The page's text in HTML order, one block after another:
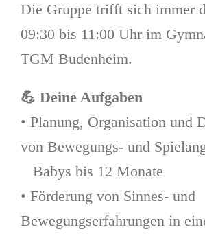
Die Gruppe trifft sich immer
09:30 bis 11:00 Uhr im
TGM Budenheim.
💪 Deine Aufgaben
• Planung, Organisation und
von Bewegungs- und
Babys bis 12 Monate
• Förderung von Sinnes- und
Bewegungserfahrungen in